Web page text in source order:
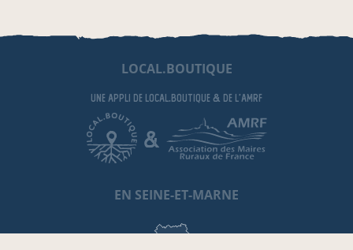
LOCAL.BOUTIQUE
une appli de local.boutique & de l'AMRF
&
EN SEINE-ET-MARNE